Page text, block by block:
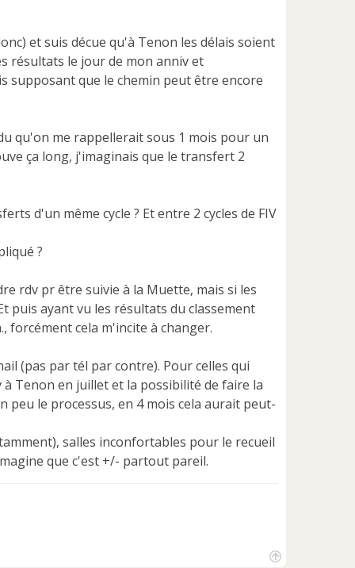
et suis décue qu'à Tenon les délais soient
résultats le jour de mon anniv et
supposant que le chemin peut être encore
qu'on me rappellerait sous 1 mois pour un
ça long, j'imaginais que le transfert 2
d'un même cycle ? Et entre 2 cycles de FIV
?
rdv pr être suivie à la Muette, mais si les
puis ayant vu les résultats du classement
forcément cela m'incite à changer.
(pas par tél par contre). Pour celles qui
Tenon en juillet et la possibilité de faire la
le processus, en 4 mois cela aurait peut-
salles inconfortables pour le recueil
que c'est +/- partout pareil.